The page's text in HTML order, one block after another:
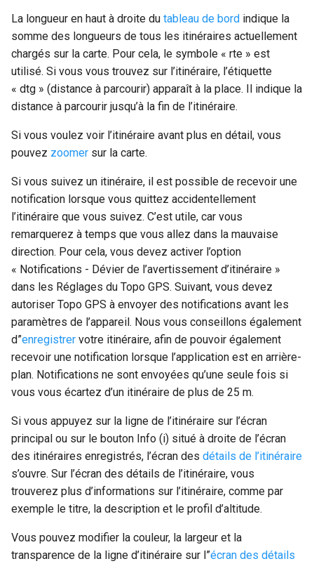
La longueur en haut à droite du tableau de bord indique la
somme des longueurs de tous les itinéraires actuellement
chargés sur la carte. Pour cela, le symbole « rte » est
utilisé. Si vous vous trouvez sur l’itinéraire, l’étiquette
« dtg » (distance à parcourir) apparaît à la place. Il indique la
distance à parcourir jusqu’à la fin de l’itinéraire.
Si vous voulez voir l’itinéraire avant plus en détail, vous
pouvez zoomer sur la carte.
Si vous suivez un itinéraire, il est possible de recevoir une
notification lorsque vous quittez accidentellement
l’itinéraire que vous suivez. C’est utile, car vous
remarquerez à temps que vous allez dans la mauvaise
direction. Pour cela, vous devez activer l’option
« Notifications - Dévier de l’avertissement d’itinéraire »
dans les Réglages du Topo GPS. Suivant, vous devez
autoriser Topo GPS à envoyer des notifications avant les
paramètres de l’appareil. Nous vous conseillons également
d”enregistrer votre itinéraire, afin de pouvoir également
recevoir une notification lorsque l’application est en arrière-
plan. Notifications ne sont envoyées qu’une seule fois si
vous vous écartez d’un itinéraire de plus de 25 m.
Si vous appuyez sur la ligne de l’itinéraire sur l’écran
principal ou sur le bouton Info (i) situé à droite de l’écran
des itinéraires enregistrés, l’écran des détails de l’itinéraire
s’ouvre. Sur l’écran des détails de l’itinéraire, vous
trouverez plus d’informations sur l’itinéraire, comme par
exemple le titre, la description et le profil d’altitude.
Vous pouvez modifier la couleur, la largeur et la
transparence de la ligne d’itinéraire sur l”écran des détails